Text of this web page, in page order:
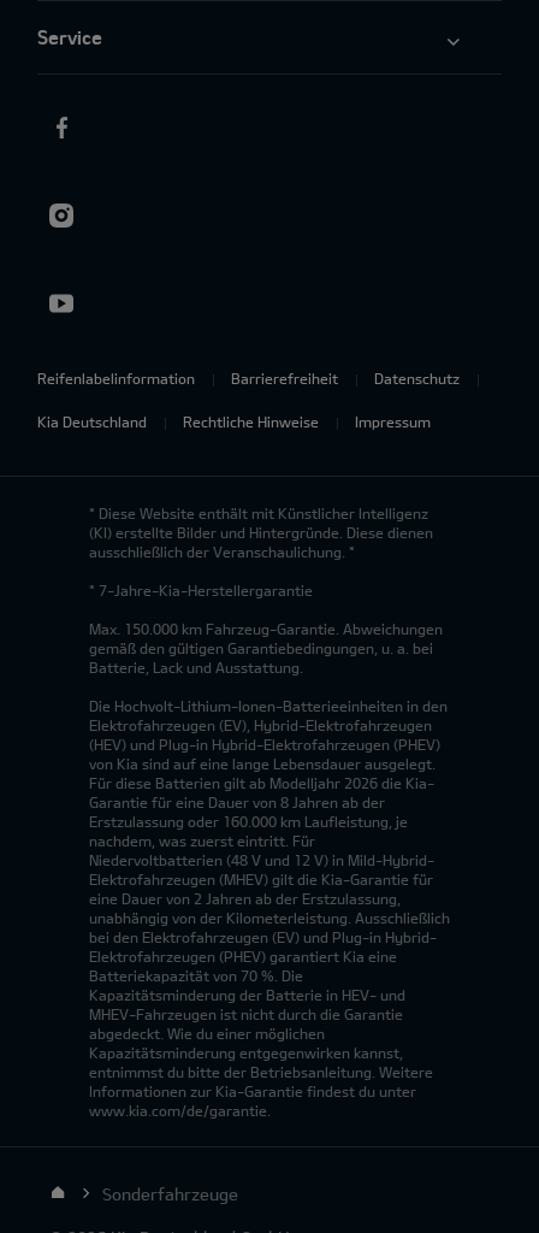
Service
Reifenlabelinformation Barrierefreiheit Datenschutz
Kia Deutschland Rechtliche Hinweise Impressum
* Diese Website enthält mit Künstlicher Intelligenz
(KI) erstellte Bilder und Hintergründe. Diese dienen
ausschließlich der Veranschaulichung. *
* 7-Jahre-Kia-Herstellergarantie
Max. 150.000 km Fahrzeug-Garantie. Abweichungen
gemäß den gültigen Garantiebedingungen, u. a. bei
Batterie, Lack und Ausstattung.
Die Hochvolt-Lithium-Ionen-Batterieeinheiten in den
Elektrofahrzeugen (EV), Hybrid-Elektrofahrzeugen
(HEV) und Plug-in Hybrid-Elektrofahrzeugen (PHEV)
von Kia sind auf eine lange Lebensdauer ausgelegt.
Für diese Batterien gilt ab Modelljahr 2026 die Kia-
Garantie für eine Dauer von 8 Jahren ab der
Erstzulassung oder 160.000 km Laufleistung, je
nachdem, was zuerst eintritt. Für
Niedervoltbatterien (48 V und 12 V) in Mild-Hybrid-
Elektrofahrzeugen (MHEV) gilt die Kia-Garantie für
eine Dauer von 2 Jahren ab der Erstzulassung,
unabhängig von der Kilometerleistung. Ausschließlich
bei den Elektrofahrzeugen (EV) und Plug-in Hybrid-
Elektrofahrzeugen (PHEV) garantiert Kia eine
Batteriekapazität von 70 %. Die
Kapazitätsminderung der Batterie in HEV- und
MHEV-Fahrzeugen ist nicht durch die Garantie
abgedeckt. Wie du einer möglichen
Kapazitätsminderung entgegenwirken kannst,
entnimmst du bitte der Betriebsanleitung. Weitere
Informationen zur Kia-Garantie findest du unter
www.kia.com/de/garantie.
Sonderfahrzeuge